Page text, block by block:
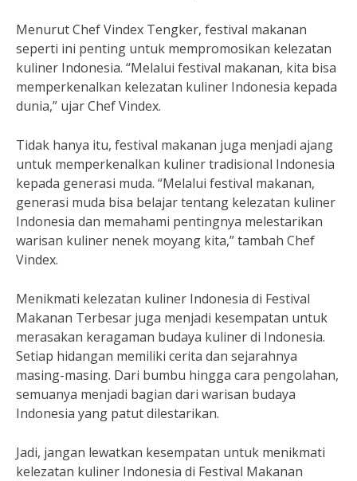
Menurut Chef Vindex Tengker, festival makanan
seperti ini penting untuk mempromosikan kelezatan
kuliner Indonesia. “Melalui festival makanan, kita bisa
memperkenalkan kelezatan kuliner Indonesia kepada
dunia,” ujar Chef Vindex.
Tidak hanya itu, festival makanan juga menjadi ajang
untuk memperkenalkan kuliner tradisional Indonesia
kepada generasi muda. “Melalui festival makanan,
generasi muda bisa belajar tentang kelezatan kuliner
Indonesia dan memahami pentingnya melestarikan
warisan kuliner nenek moyang kita,” tambah Chef
Vindex.
Menikmati kelezatan kuliner Indonesia di Festival
Makanan Terbesar juga menjadi kesempatan untuk
merasakan keragaman budaya kuliner di Indonesia.
Setiap hidangan memiliki cerita dan sejarahnya
masing-masing. Dari bumbu hingga cara pengolahan,
semuanya menjadi bagian dari warisan budaya
Indonesia yang patut dilestarikan.
Jadi, jangan lewatkan kesempatan untuk menikmati
kelezatan kuliner Indonesia di Festival Makanan